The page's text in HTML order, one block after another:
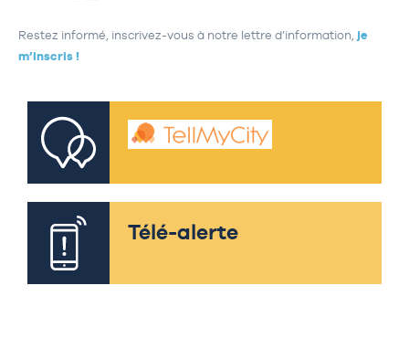
Restez informé, inscrivez-vous à notre lettre d’information, je
m’inscris !
Télé-alerte